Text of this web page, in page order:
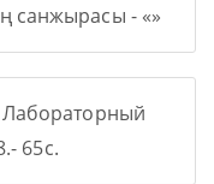
санжырасы - «»
Лабораторный
65с.